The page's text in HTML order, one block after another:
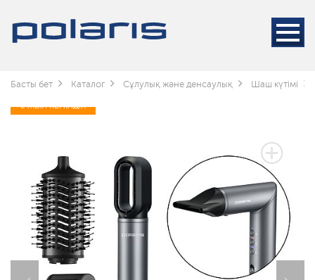
Басты бет Каталог Сұлулық және денсаулық Шаш күтімі
3 ЖЫЛ КЕПІЛДІК